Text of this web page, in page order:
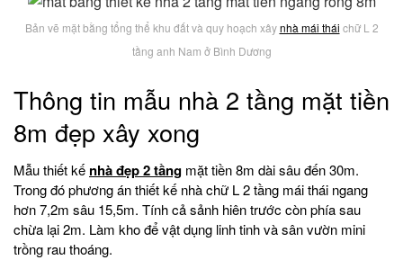
Bản vẽ mặt bằng tổng thể khu đất và quy hoạch xâynhà mái thái chữ L 2
tầng anh Nam ở Bình Dương
Thông tin mẫu nhà 2 tầng mặt tiền
8m đẹp xây xong
Mẫu thiết kế nhà đẹp 2 tầng mặt tiền 8m dài sâu đến 30m.
Trong đó phương án thiết kế nhà chữ L 2 tầng mái thái ngang
hơn 7,2m sâu 15,5m. Tính cả sảnh hiên trước còn phía sau
chừa lại 2m. Làm kho để vật dụng linh tinh và sân vườn mini
trồng rau thoáng.